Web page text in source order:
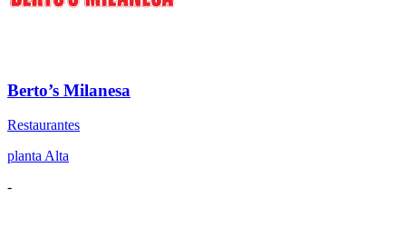
Berto’s Milanesa
Restaurantes
planta Alta
-